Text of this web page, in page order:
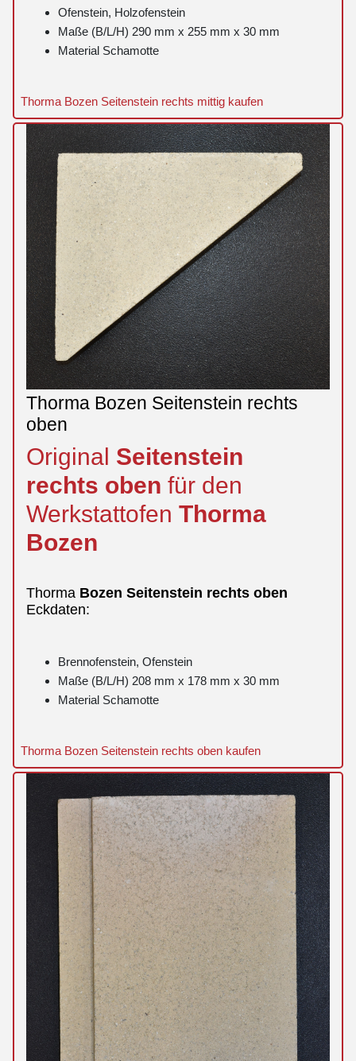
Ofenstein, Holzofenstein
Maße (B/L/H) 290 mm x 255 mm x 30 mm
Material Schamotte
Thorma Bozen Seitenstein rechts mittig kaufen
Thorma Bozen Seitenstein rechts
oben
Original Seitenstein
rechts oben für den
Werkstattofen Thorma
Bozen
Thorma Bozen Seitenstein rechts oben
Eckdaten:
Brennofenstein, Ofenstein
Maße (B/L/H) 208 mm x 178 mm x 30 mm
Material Schamotte
Thorma Bozen Seitenstein rechts oben kaufen